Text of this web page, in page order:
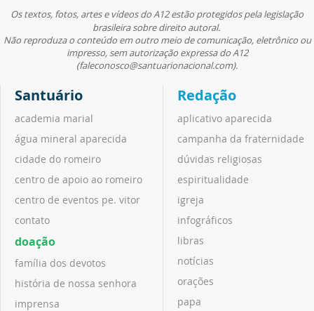
Os textos, fotos, artes e vídeos do A12 estão protegidos pela legislação
brasileira sobre direito autoral.
Não reproduza o conteúdo em outro meio de comunicação, eletrônico ou
impresso, sem autorização expressa do A12
(faleconosco@santuarionacional.com).
Santuário
academia marial
água mineral aparecida
cidade do romeiro
centro de apoio ao romeiro
centro de eventos pe. vitor
contato
doação
família dos devotos
história de nossa senhora
imprensa
Redação
aplicativo aparecida
campanha da fraternidade
dúvidas religiosas
espiritualidade
igreja
infográficos
libras
notícias
orações
papa